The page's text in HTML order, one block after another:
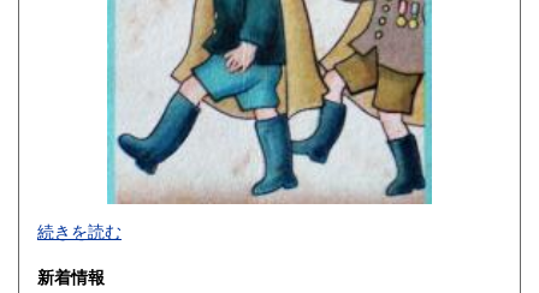
210円 大分県
210円 鹿児島県
2026年で創業45年目になります。
続きを読む
新着情報